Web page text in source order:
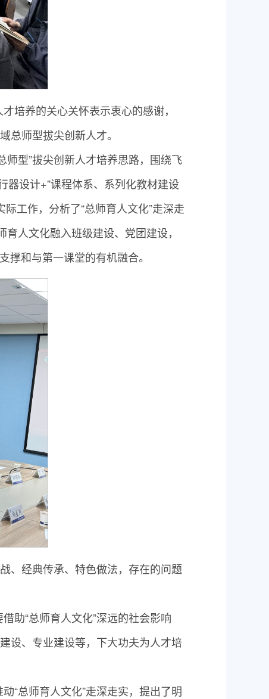
培养的关心关怀表示衷心的感谢，
总师型拔尖创新人才。
型”拔尖创新人才培养思路，围绕飞
器设计+”课程体系、系列化教材建设
工作，分析了“总师育人文化”走深走
人文化融入班级建设、党团建设，
撑和与第一课堂的有机融合。
、经典传承、特色做法，存在的问题
助“总师育人文化”深远的社会影响
设、专业建设等，下大功夫为人才培
“总师育人文化”走深走实，提出了明